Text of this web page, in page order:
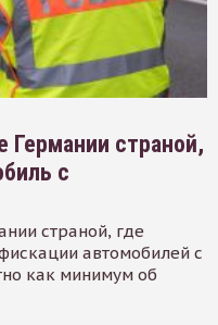
Германии страной,
с
страной, где
автомобилей с
как минимум об